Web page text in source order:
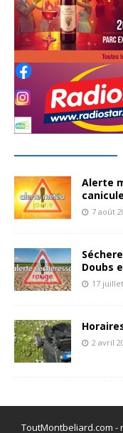
Alerte
7 août
Doubs
17
2 avril
ToutMontbeliard.com -